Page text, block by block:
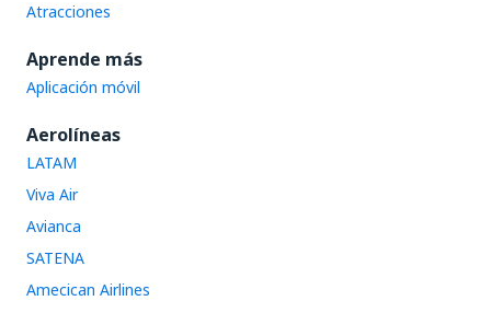
Atracciones
Aprende más
Aplicación móvil
Aerolíneas
LATAM
Viva Air
Avianca
SATENA
Amecican Airlines